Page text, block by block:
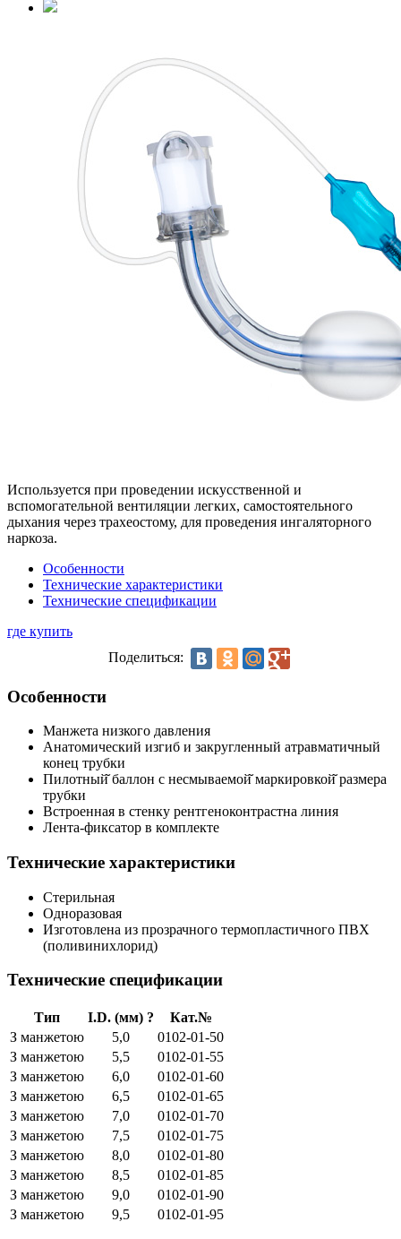
Используется при проведении искусственной и
вспомогательной вентиляции легких, самостоятельного
дыхания через трахеостому, для проведения ингаляторного
наркоза.
Особенности
Технические характеристики
Технические спецификации
где купить
Поделиться:
Особенности
Манжета низкого давления
Анатомический изгиб и закругленный атравматичный
конец трубки
Пилотный̆ баллон с несмываемой̆ маркировкой̆ размера
трубки
Встроенная в стенку рентгеноконтрастна линия
Лента-фиксатор в комплекте
Технические характеристики
Стерильная
Одноразовая
Изготовлена из прозрачного термопластичного ПВХ
(поливинихлорид)
Технические спецификации
Тип I.D. (мм) ?
Кат.№
З манжетою
5,0
0102-01-50
З манжетою
5,5
0102-01-55
З манжетою
6,0
0102-01-60
З манжетою
6,5
0102-01-65
З манжетою
7,0
0102-01-70
З манжетою
7,5
0102-01-75
З манжетою
8,0
0102-01-80
З манжетою
8,5
0102-01-85
З манжетою
9,0
0102-01-90
З манжетою
9,5 0102-01-95